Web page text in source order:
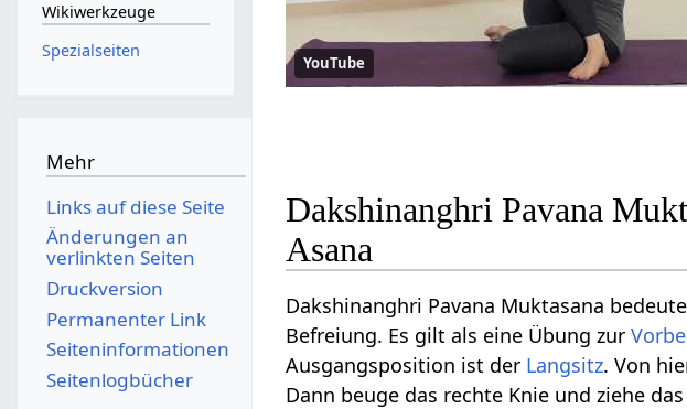
YouTube
Dakshinanghri Pavana
Asana
Dakshinanghri Pavana Muktasana
Befreiung. Es gilt als eine Übung zur
Ausgangsposition ist der Langsitz. Von
Dann beuge das rechte Knie und ziehe
Wikiwerkzeuge
Spezialseiten
Mehr
Links auf diese Seite
Änderungen an
verlinkten Seiten
Druckversion
Permanenter Link
Seiten­­informationen
Seitenlogbücher